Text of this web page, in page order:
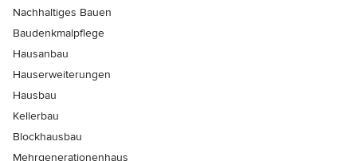
Nachhaltiges Bauen
Baudenkmalpflege
Hausanbau
Hauserweiterungen
Hausbau
Kellerbau
Blockhausbau
Mehrgenerationenhaus